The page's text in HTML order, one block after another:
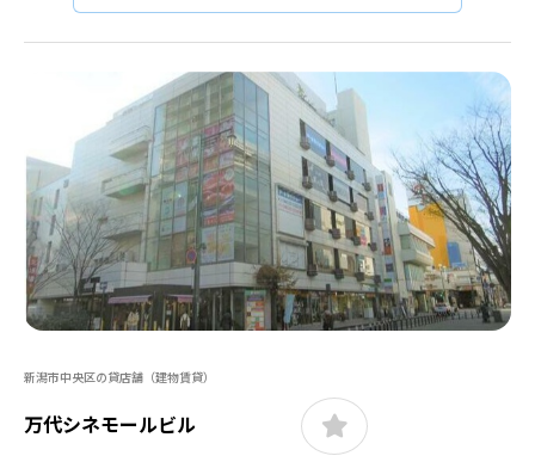
新潟市中央区の貸店舗（建物賃貸）
万代シネモールビル